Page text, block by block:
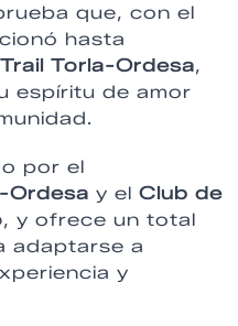
que, con el
hasta
Torla-Ordesa,
espíritu de amor
por el
Ordesa y el Club de
, y ofrece un total
adaptarse a
y